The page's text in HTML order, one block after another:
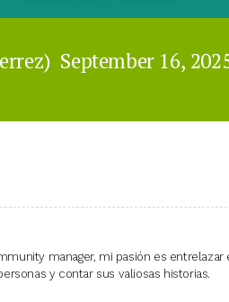
September 16,
manager, mi pasión es
y contar sus valiosas historias.